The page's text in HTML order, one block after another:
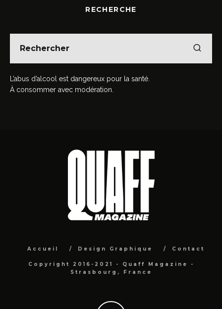
RECHERCHE
L’abus d’alcool est dangereux pour la santé.
À consommer avec modération.
Accueil Design Graphique Contact
Copyright 2016-2021 - Quaff Magazine -
Strasbourg, France